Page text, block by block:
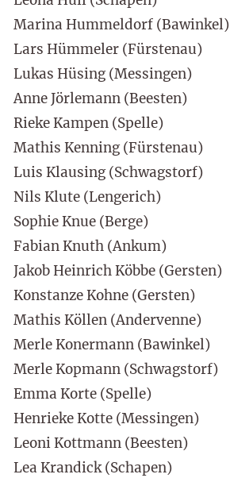
Marina Hummeldorf (Bawinkel)
Lars Hümmeler (Fürstenau)
Lukas Hüsing (Messingen)
Anne Jörlemann (Beesten)
Rieke Kampen (Spelle)
Mathis Kenning (Fürstenau)
Luis Klausing (Schwagstorf)
Nils Klute (Lengerich)
Sophie Knue (Berge)
Fabian Knuth (Ankum)
Jakob Heinrich Köbbe (Gersten)
Konstanze Kohne (Gersten)
Mathis Köllen (Andervenne)
Merle Konermann (Bawinkel)
Merle Kopmann (Schwagstorf)
Emma Korte (Spelle)
Henrieke Kotte (Messingen)
Leoni Kottmann (Beesten)
Lea Krandick (Schapen)